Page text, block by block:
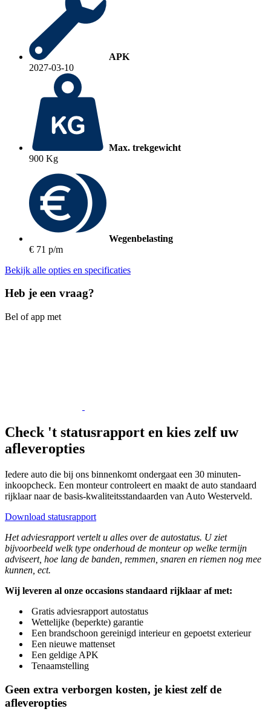
APK
2027-03-10
Max. trekgewicht
900 Kg
Wegenbelasting
€ 71 p/m
Bekijk alle opties en specificaties
Heb je een vraag?
Bel of app met
Check 't statusrapport en kies zelf uw
afleveropties
Iedere auto die bij ons binnenkomt ondergaat een 30 minuten-
inkoopcheck. Een monteur controleert en maakt de auto standaard
rijklaar naar de basis-kwaliteitsstandaarden van Auto Westerveld.
Download statusrapport
Het adviesrapport vertelt u alles over de autostatus. U ziet
bijvoorbeeld welk type onderhoud de monteur op welke termijn
adviseert, hoe lang de banden, remmen, snaren en riemen nog mee
kunnen, ect.
Wij leveren al onze occasions standaard rijklaar af met:
​​Gratis adviesrapport autostatus
​​​Wettelijke (beperkte) garantie
​​​​Een brandschoon gereinigd interieur en gepoetst exterieur
​​​​​Een nieuwe mattenset
​​​​​​Een geldige APK
​​​​​​Tenaamstelling
Geen extra verborgen kosten, je kiest zelf de
afleveropties